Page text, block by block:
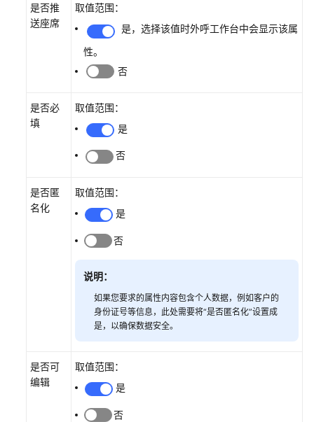
理
中
户
外
呼
务
是否推
送座席
取值范围：
是，选择该值时外呼工作台中会显示该属
性。
否
是否必
填
取值范围：
是
否
是否匿
名化
取值范围：
是
否
说明：
如果您要求的属性内容包含个人数据，例如客户的
身份证号等信息，此处需要将“是否匿名化”设置成
是，以确保数据安全。
是否可
编辑
取值范围：
是
否